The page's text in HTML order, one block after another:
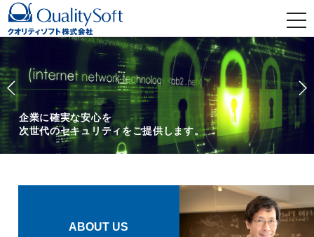
t
o
g
g
l
e
n
a
v
i
a
t
n
セキュリティサービスをクラウドで実現
グローバルにエンドポイントまで守ります。
ABOUT US